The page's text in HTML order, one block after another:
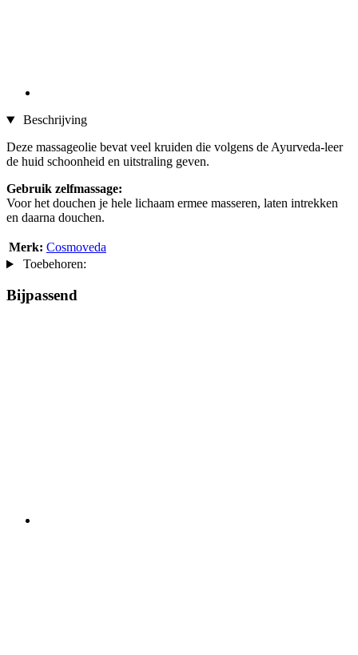
Beschrijving
Deze massageolie bevat veel kruiden die volgens de Ayurveda-leer
de huid schoonheid en uitstraling geven.
Gebruik zelfmassage:
Voor het douchen je hele lichaam ermee masseren, laten intrekken
en daarna douchen.
Merk: Cosmoveda
Toebehoren:
Bijpassend